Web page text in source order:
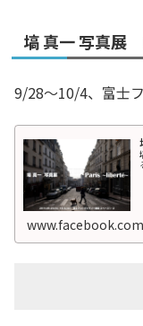
塙 真一 写真
9/28〜10/4、富士
www.facebook.com